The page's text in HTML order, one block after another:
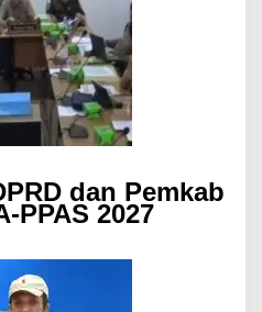
dan Pemkab
PPAS 2027